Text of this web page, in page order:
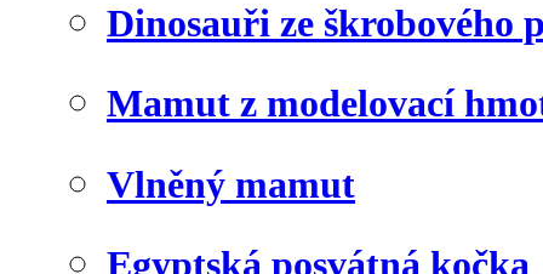
Dinosauři ze škrobového
Mamut z modelovací
Vlněný mamut
Egyptská posvátná kočka